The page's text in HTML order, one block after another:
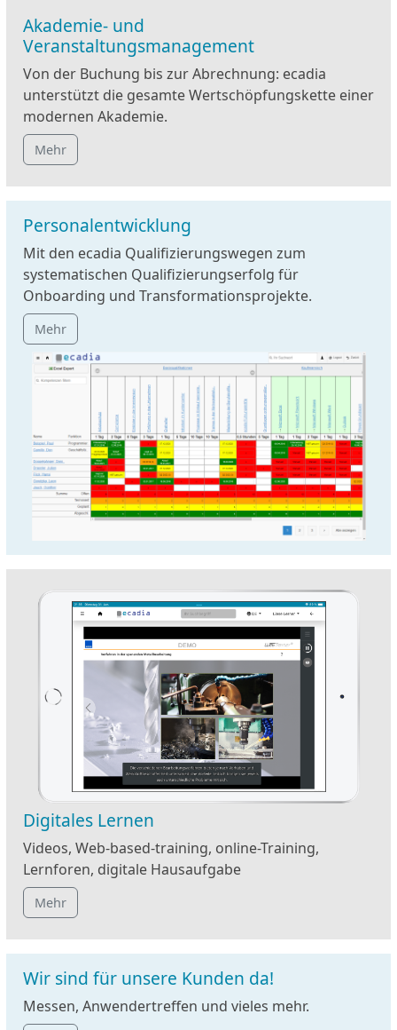
Akademie- und
Veranstaltungsmanagement
Von der Buchung bis zur Abrechnung: ecadia
unterstützt die gesamte Wertschöpfungskette einer
modernen Akademie.
Mehr
Personalentwicklung
Mit den ecadia Qualifizierungswegen zum
systematischen Qualifizierungserfolg für
Onboarding und Transformationsprojekte.
Mehr
Digitales Lernen
Videos, Web-based-training, online-Training,
Lernforen, digitale Hausaufgabe
Mehr
Wir sind für unsere Kunden da!
Messen, Anwendertreffen und vieles mehr.